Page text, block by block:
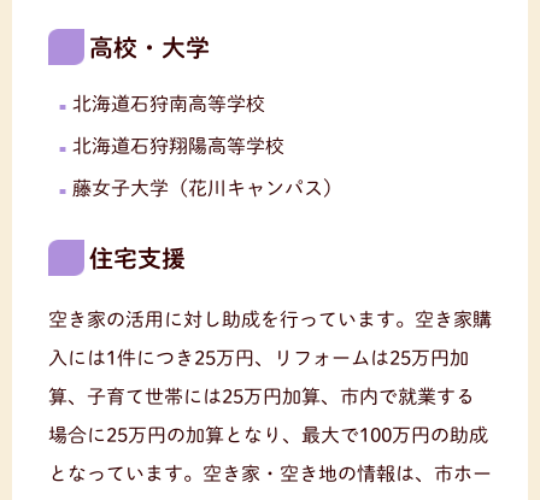
高校・大学
北海道石狩南高等学校
北海道石狩翔陽高等学校
藤女子大学（花川キャンパス）
住宅支援
空き家の活用に対し助成を行っています。空き家購
入には1件につき25万円、リフォームは25万円加
算、子育て世帯には25万円加算、市内で就業する
場合に25万円の加算となり、最大で100万円の助成
となっています。空き家・空き地の情報は、市ホー